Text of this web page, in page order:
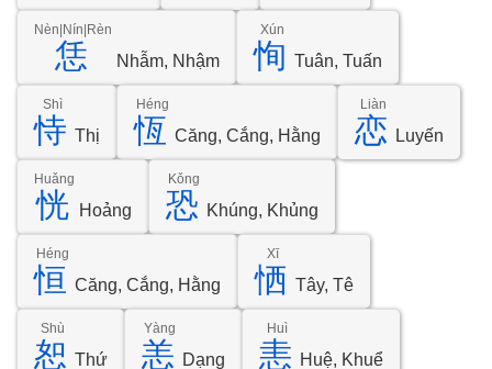
恁
Nèn|Nín|Rèn
Nhẫm, Nhậm 恂
Xún
Tuân, Tuấn
恃
Shì
Thị 恆
Héng
Căng, Cắng, Hằng 恋
Liàn
Luyến
恍
Huǎng
Hoảng 恐
Kǒng
Khúng, Khủng
恒
Héng
Căng, Cắng, Hằng 恓
Xī
Tây, Tê
恕
Shù
Thứ 恙
Yàng
Dạng 恚
Huì
Huệ, Khuể